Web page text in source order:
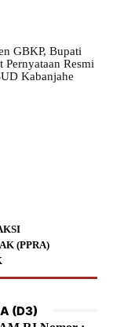
GBKP, Bupati
Pernyataan Resmi
Kabanjahe
(PPRA)
(D3)